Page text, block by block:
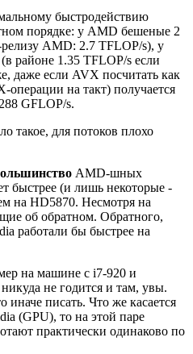
быстродействию
порядке: у AMD бешеные 2
AMD: 2.7 TFLOP/s), у
районе 1.35 TFLOP/s если
даже если AVX посчитать как
операции на такт) получается
GFLOP/s.
такое, для потоков плохо
AMD-шных
быстрее (и лишь некоторые -
на HD5870. Несмотря на
об обратном. Обратного,
работали бы быстрее на
на машине с i7-920 и
не годится и там, увы.
писать. Что же касается
(GPU), то на этой паре
практически одинаково по